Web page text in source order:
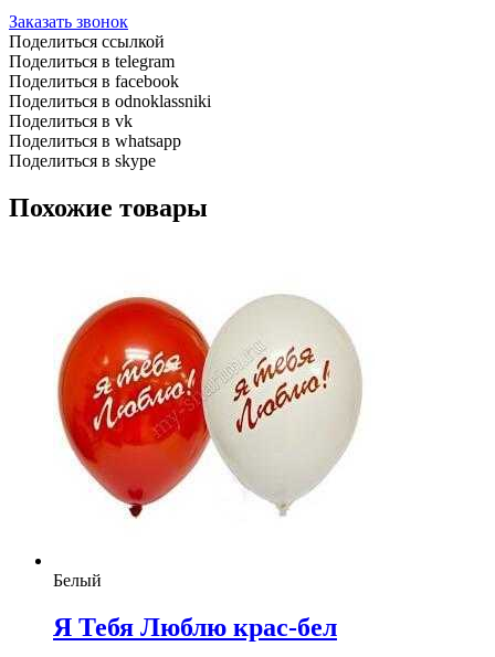
Заказать звонок
Поделиться ссылкой
Поделиться в telegram
Поделиться в facebook
Поделиться в odnoklassniki
Поделиться в vk
Поделиться в whatsapp
Поделиться в skype
Похожие товары
Белый
Я Тебя Люблю крас-бел